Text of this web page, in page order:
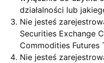
działalności lub
Nie jesteś
Securities Exchange
Commodities Futures
Nie jesteś